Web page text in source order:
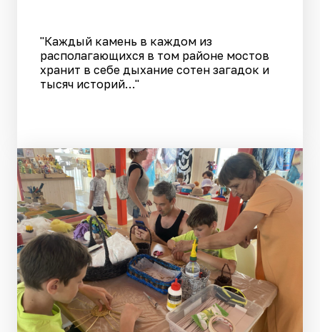
"Каждый камень в каждом из
располагающихся в том районе мостов
хранит в себе дыхание сотен загадок и
тысяч историй…"